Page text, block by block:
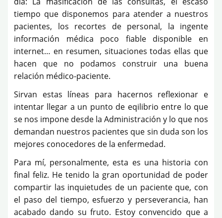
tiempo que disponemos para atender a nuestros
pacientes, los recortes de personal, la ingente
información médica poco fiable disponible en
internet… en resumen, situaciones todas ellas que
hacen que no podamos construir una buena
relación médico-paciente.
Sirvan estas líneas para hacernos reflexionar e
intentar llegar a un punto de eqilibrio entre lo que
se nos impone desde la Administración y lo que nos
demandan nuestros pacientes que sin duda son los
mejores conocedores de la enfermedad.
Para mí, personalmente, esta es una historia con
final feliz. He tenido la gran oportunidad de poder
compartir las inquietudes de un paciente que, con
el paso del tiempo, esfuerzo y perseverancia, han
acabado dando su fruto. Estoy convencido que a